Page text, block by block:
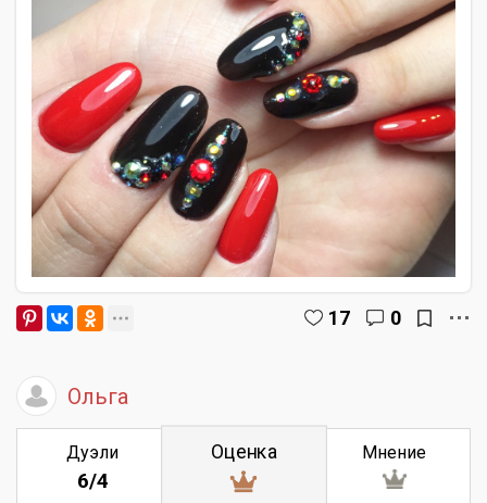
17 0
Ольга
Дуэли
6/4
Оценка Мнение